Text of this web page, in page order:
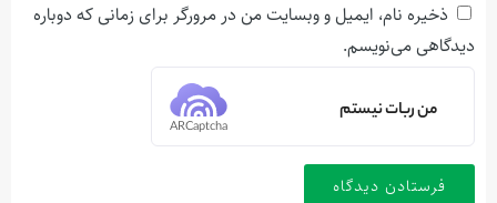
ذخیره نام، ایمیل و وبسایت من در مرورگر برای زمانی که دوباره
دیدگاهی می‌نویسم.
من ربات نیستم
ARCaptcha